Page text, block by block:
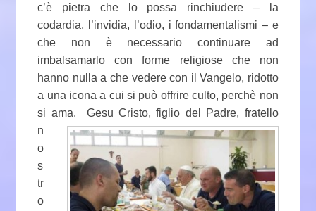
c’è pietra che lo possa rinchiudere – la
codardia, l’invidia, l’odio, i fondamentalismi – e
che non è necessario continuare ad
imbalsamarlo con forme religiose che non
hanno nulla a che vedere con il Vangelo, ridotto
a una icona a cui si può offrire culto, perchè non
si ama. Gesu Cristo, figlio del
Padre, fratello
n
o
s
tr
o